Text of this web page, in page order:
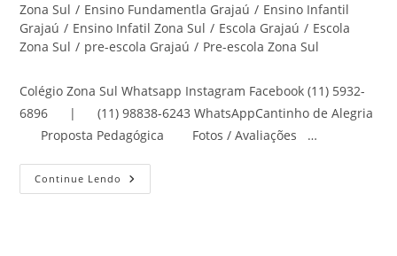
Zona Sul / Ensino Fundamentla Grajaú / Ensino Infantil
Grajaú / Ensino Infatil Zona Sul / Escola Grajaú / Escola
Zona Sul / pre-escola Grajaú / Pre-escola Zona Sul
Colégio Zona Sul Whatsapp Instagram Facebook (11) 5932-
6896 | (11) 98838-6243 WhatsAppCantinho de Alegria
Proposta Pedagógica Fotos / Avaliações …
Continue Lendo Colégio
Zona